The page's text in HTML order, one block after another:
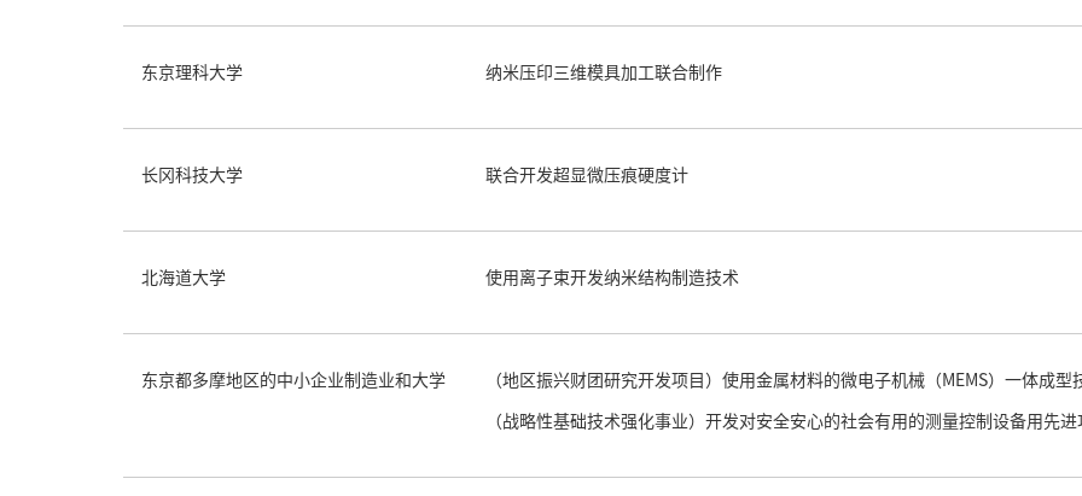
东京理科大学 纳米压印三维模具加工联合制作
长冈科技大学 联合开发超显微压痕硬度计
北海道大学 使用离子束开发纳米结构制造技术
东京都多摩地区的中小企业制造业和大学
（地区振兴财团研究开发项目）使用金属材料的微电子机械（MEMS）一体成型
（战略性基础技术强化事业）开发对安全安心的社会有用的测量控制设备用先